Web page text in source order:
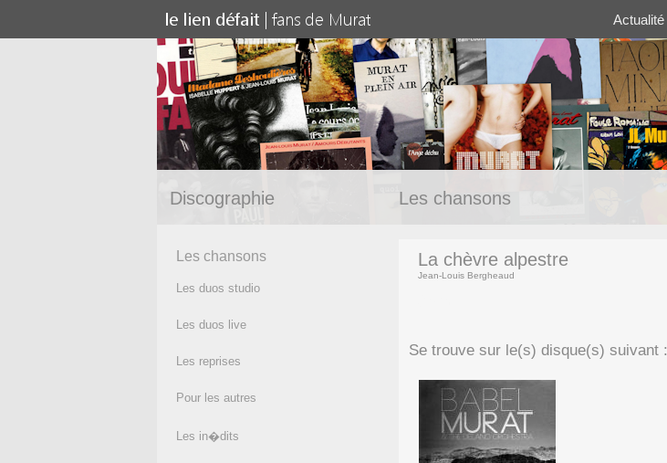
Discographie Les chansons
Les chansons
Les duos studio
Les duos live
Les reprises
Pour les autres
Les in�dits
La chèvre alpestre
Jean-Louis Bergheaud
Se trouve sur le(s) disque(s) suivant :
Actualité